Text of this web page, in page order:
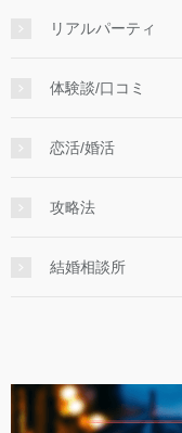
リアルパーティ
体験談/口コミ
恋活/婚活
攻略法
結婚相談所